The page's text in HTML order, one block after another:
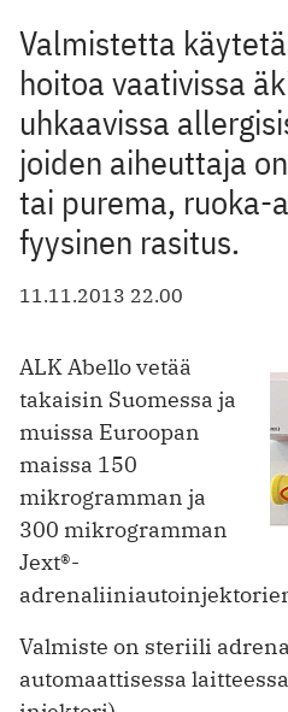
Valmistetta
hoitoa vaativissa
uhkaavissa
joiden aiheuttaja
tai purema, ruoka-
fyysinen rasitus.
11.11.2013 22.00
ALK Abello vetää
takaisin Suomessa ja
muissa Euroopan
maissa 150
mikrogramman ja
300 mikrogramman
Jext®-
Valmiste on steriili
automaattisessa